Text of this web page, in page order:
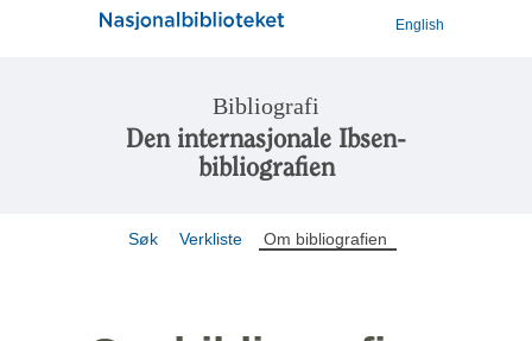
English
Bibliografi
Den internasjonale Ibsen-
bibliografien
Søk Verkliste Om bibliografien